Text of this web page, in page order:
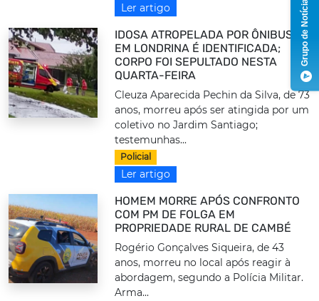
Ler artigo
IDOSA ATROPELADA POR ÔNIBUS
EM LONDRINA É IDENTIFICADA;
CORPO FOI SEPULTADO NESTA
QUARTA-FEIRA
Cleuza Aparecida Pechin da Silva, de 73
anos, morreu após ser atingida por um
coletivo no Jardim Santiago;
testemunhas...
Policial
Ler artigo
HOMEM MORRE APÓS CONFRONTO
COM PM DE FOLGA EM
PROPRIEDADE RURAL DE CAMBÉ
Rogério Gonçalves Siqueira, de 43
anos, morreu no local após reagir à
abordagem, segundo a Polícia Militar.
Arma...
Grupo de Notícias